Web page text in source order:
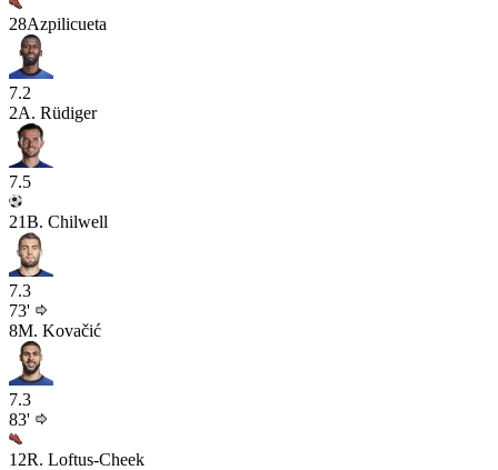
28Azpilicueta
7.2
2A. Rüdiger
7.5
21B. Chilwell
7.3
73'
8M. Kovačić
7.3
83'
12R. Loftus-Cheek